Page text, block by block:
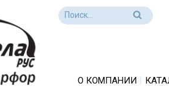
О КОМПАНИИ